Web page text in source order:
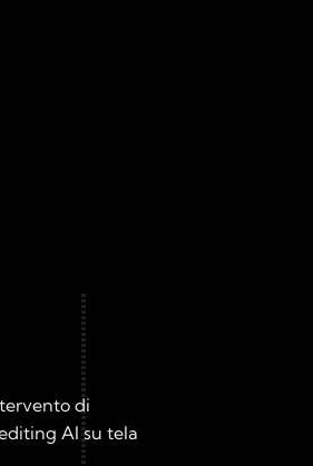
di
AI su tela